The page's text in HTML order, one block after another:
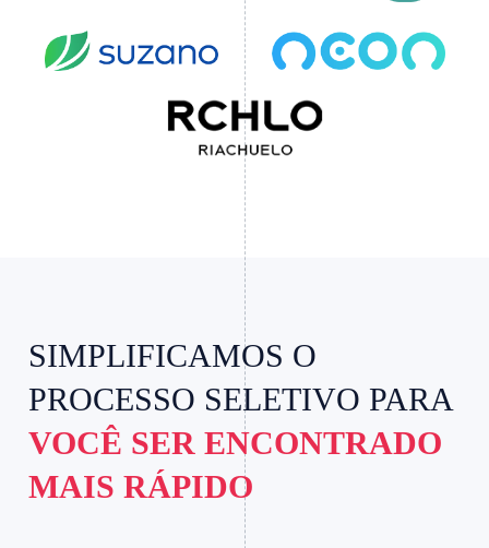
SIMPLIFICAMOS O
PROCESSO SELETIVO PARA
VOCÊ SER ENCONTRADO
MAIS RÁPIDO